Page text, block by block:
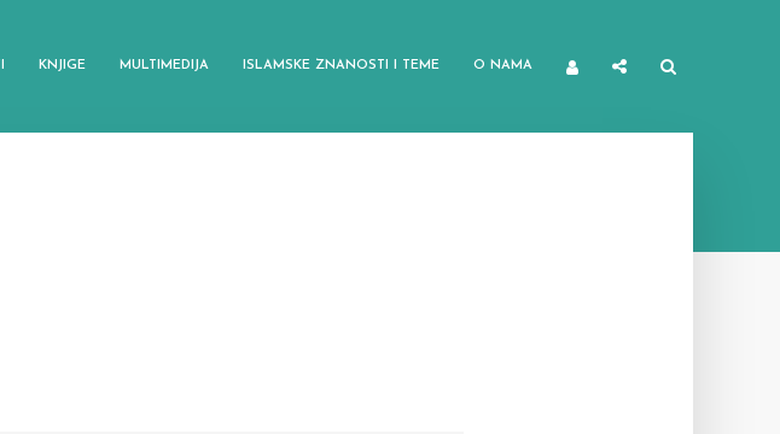
KNJIGE MULTIMEDIJA ISLAMSKE ZNANOSTI I TEME O NAMA